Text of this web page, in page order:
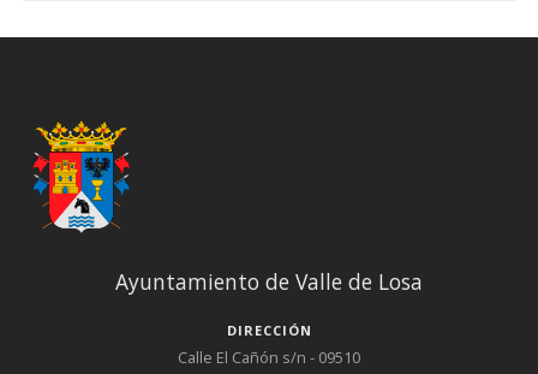
Ayuntamiento de Valle de Losa
DIRECCIÓN
Calle El Cañón s/n - 09510